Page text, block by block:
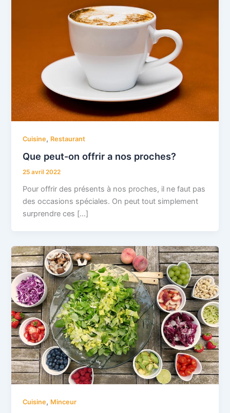
Cuisine, Restaurant
Que peut-on offrir a nos proches?
25 avril 2022
Pour offrir des présents à nos proches, il ne faut pas
des occasions spéciales. On peut tout simplement
surprendre ces […]
Cuisine, Minceur